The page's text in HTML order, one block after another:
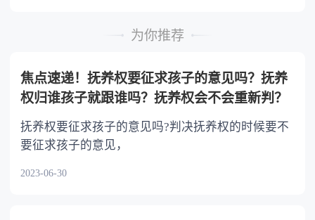
的继承人，不尽扶养义务的，分配遗产时，应当
为你推荐
焦点速递！抚养权要征求孩子的意见吗？抚养
权归谁孩子就跟谁吗？抚养权会不会重新判？
抚养权要征求孩子的意见吗?判决抚养权的时候要不
要征求孩子的意见，
2023-06-30